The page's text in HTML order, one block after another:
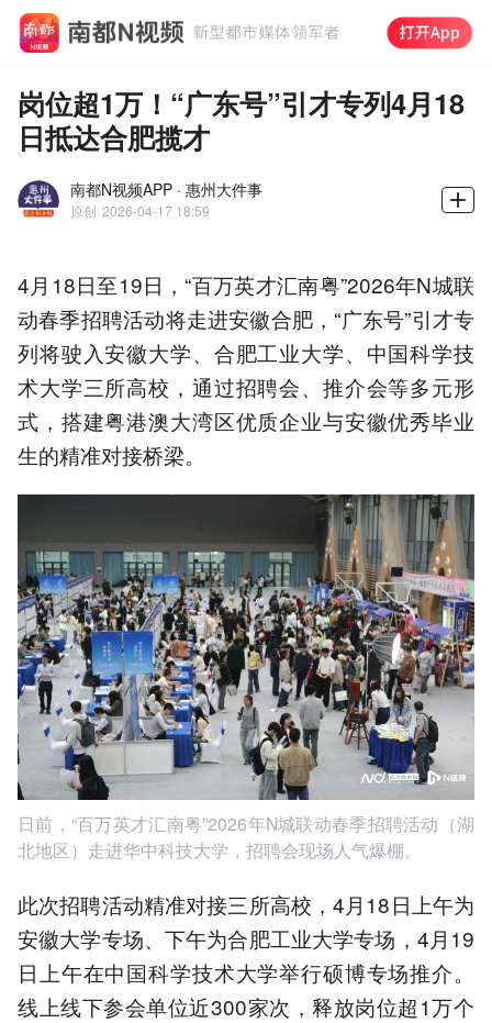
岗位超1万！“广东号”引才专列4月18
日抵达合肥揽才
南都N视频APP · 惠州大件事
原创 2026-04-17 18:59
4月18日至19日，“百万英才汇南粤”2026年N城联
动春季招聘活动将走进安徽合肥，“广东号”引才专
列将驶入安徽大学、合肥工业大学、中国科学技
术大学三所高校，通过招聘会、推介会等多元形
式，搭建粤港澳大湾区优质企业与安徽优秀毕业
生的精准对接桥梁。
日前，“百万英才汇南粤”2026年N城联动春季招聘活动（湖
北地区）走进华中科技大学，招聘会现场人气爆棚。
此次招聘活动精准对接三所高校，4月18日上午为
安徽大学专场、下午为合肥工业大学专场，4月19
日上午在中国科学技术大学举行硕博专场推介。
线上线下参会单位近300家次，释放岗位超1万个